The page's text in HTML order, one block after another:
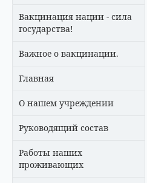
Вакцинация нации - сила
государства!
Важное о вакцинации.
Главная
О нашем учреждении
Руководящий состав
Работы наших
проживающих